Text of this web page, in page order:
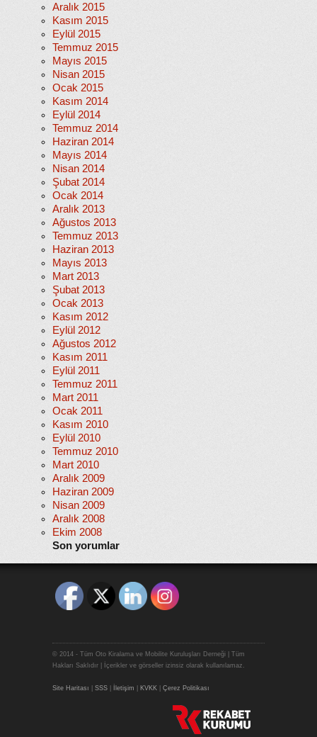
Aralık 2015
Kasım 2015
Eylül 2015
Temmuz 2015
Mayıs 2015
Nisan 2015
Ocak 2015
Kasım 2014
Eylül 2014
Temmuz 2014
Haziran 2014
Mayıs 2014
Nisan 2014
Şubat 2014
Ocak 2014
Aralık 2013
Ağustos 2013
Temmuz 2013
Haziran 2013
Mayıs 2013
Mart 2013
Şubat 2013
Ocak 2013
Kasım 2012
Eylül 2012
Ağustos 2012
Kasım 2011
Eylül 2011
Temmuz 2011
Mart 2011
Ocak 2011
Kasım 2010
Eylül 2010
Temmuz 2010
Mart 2010
Aralık 2009
Haziran 2009
Nisan 2009
Aralık 2008
Ekim 2008
Son yorumlar
© 2014 - Tüm Oto Kiralama ve Mobilite Kuruluşları Derneği | Tüm
Hakları Saklıdır | İçerikler ve görseller izinsiz olarak kullanılamaz.
Site Haritası SSS İletişim KVKK Çerez Politikası